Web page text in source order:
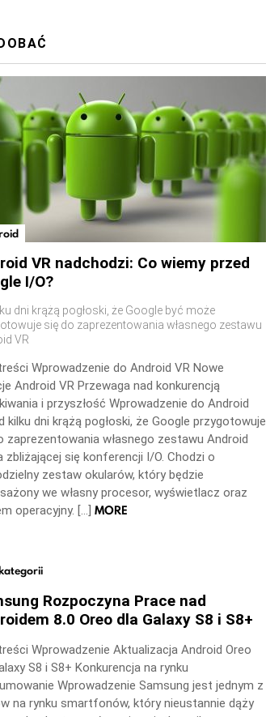
VR nadchodzi: Co wiemy przed
I/O?
dni krążą pogłoski, że Google być może
się do zaprezentowania własnego zestawu
VR
Wprowadzenie do Android VR Nowe
Android VR Przewaga nad konkurencją
i przyszłość Wprowadzenie do Android
kilku dni krążą pogłoski, że Google przygotowuje
zaprezentowania własnego zestawu Android
zbliżającej się konferencji I/O. Chodzi o
zestaw okularów, który będzie
we własny procesor, wyświetlacz oraz
operacyjny. […] MORE
Rozpoczyna Prace nad
8.0 Oreo dla Galaxy S8 i S8+
Wprowadzenie Aktualizacja Android Oreo
S8 i S8+ Konkurencja na rynku
Wprowadzenie Samsung jest jednym z
na rynku smartfonów, który nieustannie dąży